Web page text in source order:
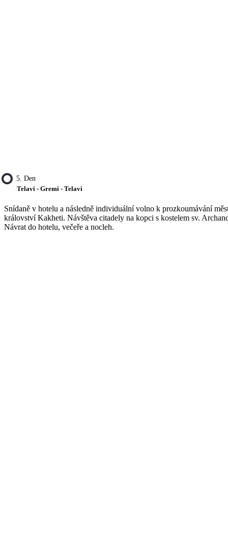
5. Den
Telavi - Gremi - Telavi
Snídaně v hotelu a následně individuální volno k prozkoumávání
království Kakheti. Návštěva citadely na kopci s kostelem sv.
Návrat do hotelu, večeře a nocleh.